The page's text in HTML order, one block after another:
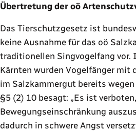
Übertretung der oö
Das Tierschutzgesetz ist
keine Ausnahme für das oö
traditionellen Singvogelfang vor.
Kärnten wurden Vogelfänger mit
im Salzkammergut bereits
§5 (2) 10 besagt: „Es ist
Bewegungseinschränkung
dadurch in schwere Angst